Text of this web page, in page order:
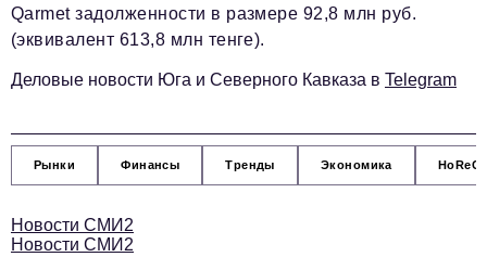
Qarmet задолженности в размере 92,8 млн руб.
(эквивалент 613,8 млн тенге).
Деловые новости Юга и Северного Кавказа в Telegram
Рынки Финансы Тренды Экономика HoReCa
Новости СМИ2
Новости СМИ2